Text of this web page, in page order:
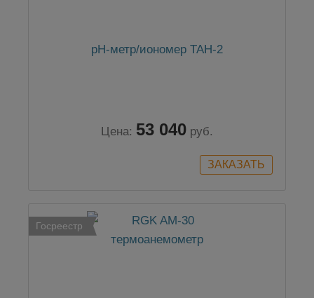
pH-метр/иономер ТАН-2
Цена: 53 040 руб.
Госреестр